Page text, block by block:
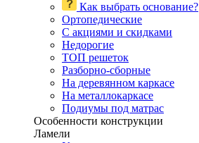
Как выбрать основание?
Ортопедические
С акциями и скидками
Недорогие
ТОП решеток
Разборно-сборные
На деревянном каркасе
На металлокаркасе
Подиумы под матрас
Особенности конструкции
Ламели